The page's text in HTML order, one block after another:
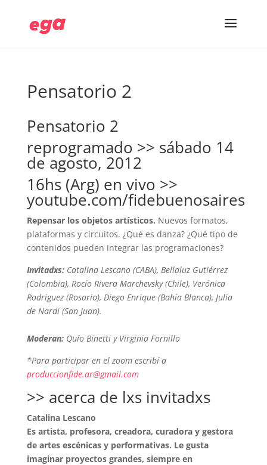
Pensatorio 2
Pensatorio 2
reprogramado >> sábado 14
de agosto, 2012
16hs (Arg) en vivo >>
youtube.com/fidebuenosaires
Repensar los objetos artísticos. Nuevos formatos,
plataformas y circuitos. ¿Qué es danza? ¿Qué tipo de
contenidos pueden integrar las programaciones?
Invitadxs:Catalina Lescano (CABA), Bellaluz Gutiérrez
(Colombia), Rocío Rivera Marchevsky (Chile), Verónica
Rodriguez (Rosario), Diego Enrique (Bahía Blanca), Julia
de Nardi (San Juan).
Moderan:Quío Binetti y Virginia Fornillo
*Para participar en el zoom escribí a
produccionfide.ar@gmail.com
>> acerca de lxs invitadxs
Catalina Lescano
Es artista, profesora, creadora, curadora y gestora
de artes escénicas y performativas. Le gusta
imaginar proyectos grandes, siempre en